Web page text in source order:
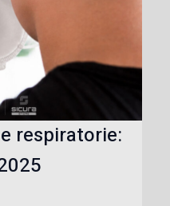
respiratorie: